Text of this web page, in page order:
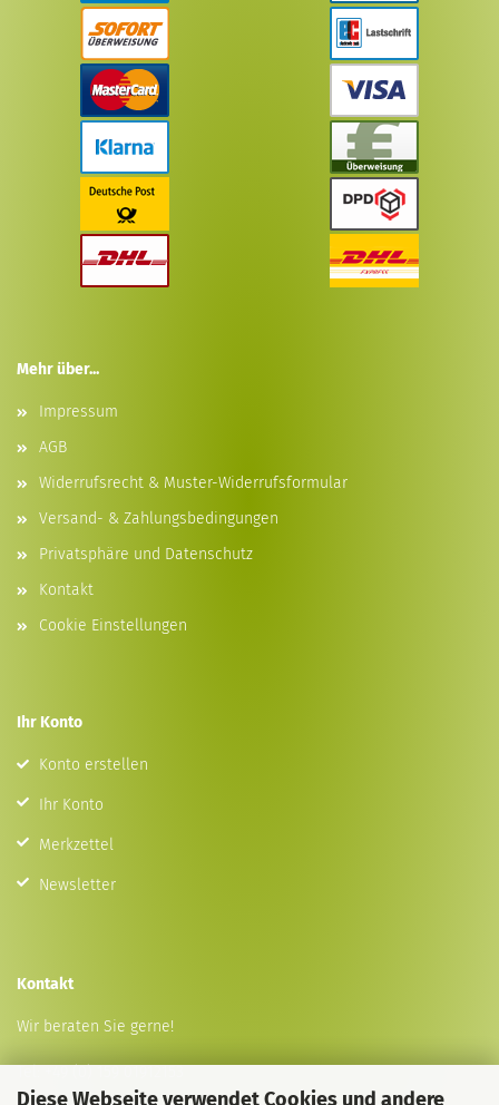
Diese Webseite verwendet Cookies und andere
Mehr über...
Impressum
AGB
Widerrufsrecht & Muster-Widerrufsformular
Versand- & Zahlungsbedingungen
Privatsphäre und Datenschutz
Kontakt
Cookie Einstellungen
Ihr Konto
Konto erstellen
Ihr Konto
Merkzettel
Newsletter
Kontakt
Wir beraten Sie gerne!